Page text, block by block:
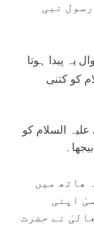
نبی
یہ پیدا ہوتا
کو کتنی
السلام کو
ھاتھ میں
اپنی
نے حضرت